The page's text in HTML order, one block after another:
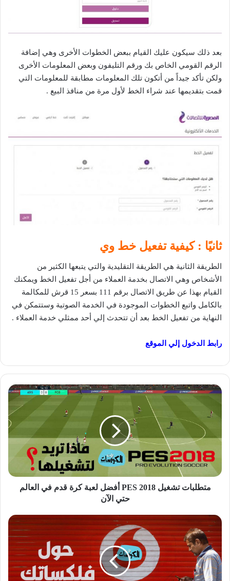
بعد ذلك سيكون عليك القيام ببعض الخطوات الأخرى وهي إضافة
الرقم القومي الخاص بك ورقم التليفون وبعض المعلومات الأخرى
ولكن تأكد جيداً من أتكون تلك المعلومات مطابقة للمعلومات التي
قمت بتقديمها عند شراء الخط لأول مرة من منافذ البيع .
ثانيًا : كيفية تفعيل خط وي
الطريقة الثانية هي الطريقة التقليدية والتي يتبعها الكثير من
الأشخاص وهي الاتصال بخدمة العملاء من أجل تفعيل الخط ويمكنك
القيام بهذا عن طريق الاتصال برقم 111 بسعر 15 قرش للمكالمة
بالكامل واتبع الخطوات الموجودة في الخدمة الصوتية وستتمكن في
النهاية من تفعيل الخط بعد أن تتحدث إلي أحد ممثلي خدمة العملاء .
رابط الدخول إلي الموقع
متطلبات
PES
لعبة
كرة
قدم
في
العالم
متطلبات تشغيل PES 2018 أفضل لعبة كرة قدم في العالم
حتي الآن
طريقة
تحويل
فليكسات
فودافون
2024
بكود